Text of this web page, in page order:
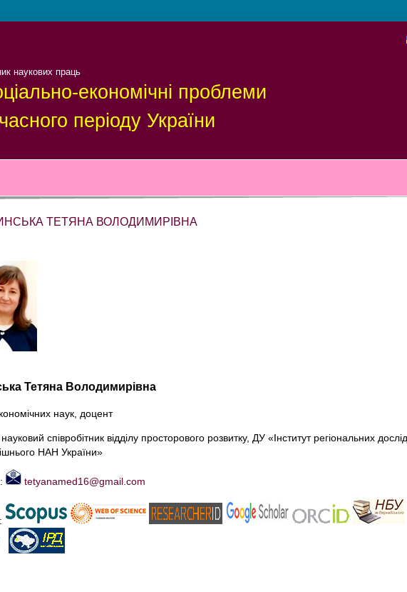
наукових праць
економічні проблеми
періоду України
ТЕТЯНА ВОЛОДИМИРІВНА
Тетяна Володимирівна
наук, доцент
співробітник відділу просторового розвитку, ДУ «Інститут регіональних
НАН України»
tetyanamed16@gmail.com